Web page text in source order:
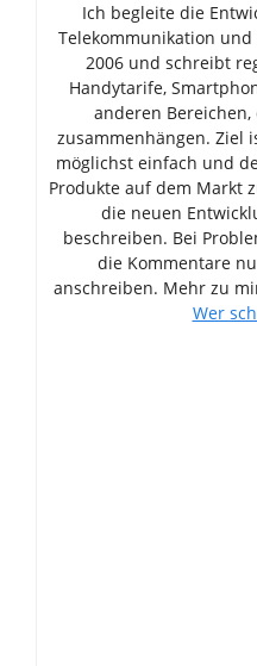
Ich begleite die
Telekommunikation
2006 und schreibt
Handytarife,
anderen
zusammenhängen. Ziel
möglichst einfach und
Produkte auf dem Markt
die neuen
beschreiben. Bei
die Kommentare
anschreiben. Mehr zu
Wer